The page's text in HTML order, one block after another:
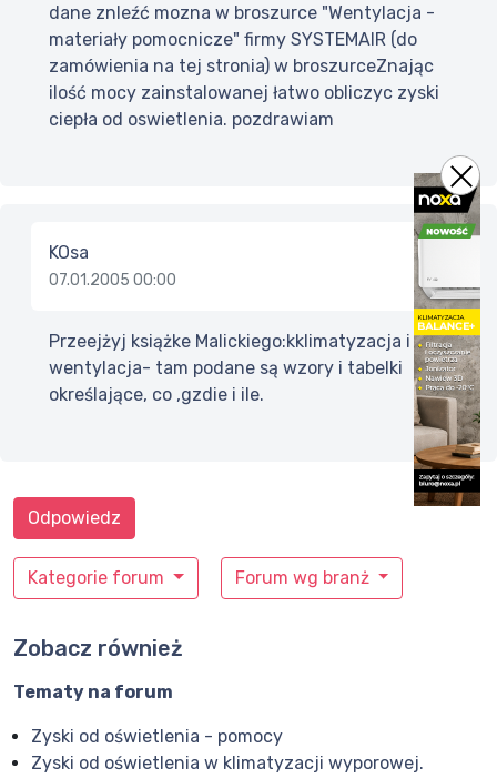
dane znleźć mozna w broszurce "Wentylacja -
materiały pomocnicze" firmy SYSTEMAIR (do
zamówienia na tej stronia) w broszurceZnając
ilość mocy zainstalowanej łatwo obliczyc zyski
ciepła od oswietlenia. pozdrawiam
KOsa
07.01.2005 00:00
Przeejżyj książke Malickiego:kklimatyzacja i
wentylacja- tam podane są wzory i tabelki
określające, co ,gzdie i ile.
Kategorie forum Forum wg branż
Odpowiedz
Zobacz również
Tematy na forum
Zyski od oświetlenia - pomocy
Zyski od oświetlenia w klimatyzacji wyporowej.